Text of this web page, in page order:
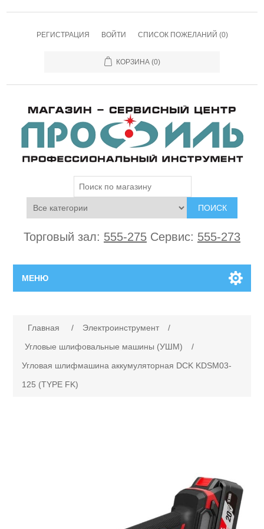
РЕГИСТРАЦИЯ ВОЙТИ СПИСОК ПОЖЕЛАНИЙ (0)
КОРЗИНА (0)
ПОИСК
Торговый зал: 555-275 Сервис: 555-273
МЕНЮ
Ремонт инструмента марки Champion
Главная / Электроинструмент
/
Угловые шлифовальные машины (УШМ)
/
Угловая шлифмашина аккумуляторная DCK KDSM03-
125 (TYPE FK)